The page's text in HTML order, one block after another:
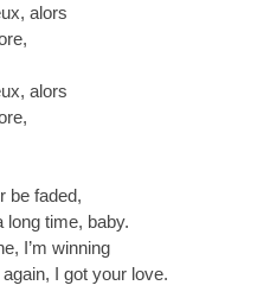
alors
alors
be faded,
long time, baby.
I’m winning
I got your love.